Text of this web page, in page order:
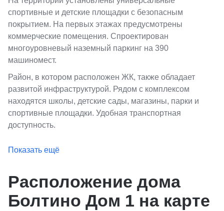
спортивные и детские площадки с безопасным
покрытием. На первых этажах предусмотрены
коммерческие помещения. Спроектирован
многоуровневый наземный паркинг на 390
машиномест.
Район, в котором расположен ЖК, также обладает
развитой инфраструктурой. Рядом с комплексом
находятся школы, детские сады, магазины, парки и
спортивные площадки. Удобная транспортная
доступность.
Показать ещё
Расположение дома
Болтино Дом 1 на карте